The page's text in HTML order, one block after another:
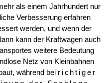
als einem Jahrhundert nur
Verbesserung erfahren
werden, und wenn der
kann der Kraftwagen auch
weitere Bedeutung
Netz von Kleinbahnen
während bei richtiger